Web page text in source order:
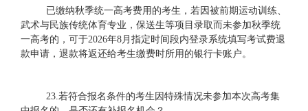
已缴纳秋季统一高考费用的考生，若因被前期运动训练、
武术与民族传统体育专业，保送生等项目录取而未参加秋季统
一高考的，可于2026年8月指定时间段内登录系统填写考试费退
款申请，退款将返还给考生缴费时所用的银行卡账户。
23.若符合报名条件的考生因特殊情况未参加本次高考集